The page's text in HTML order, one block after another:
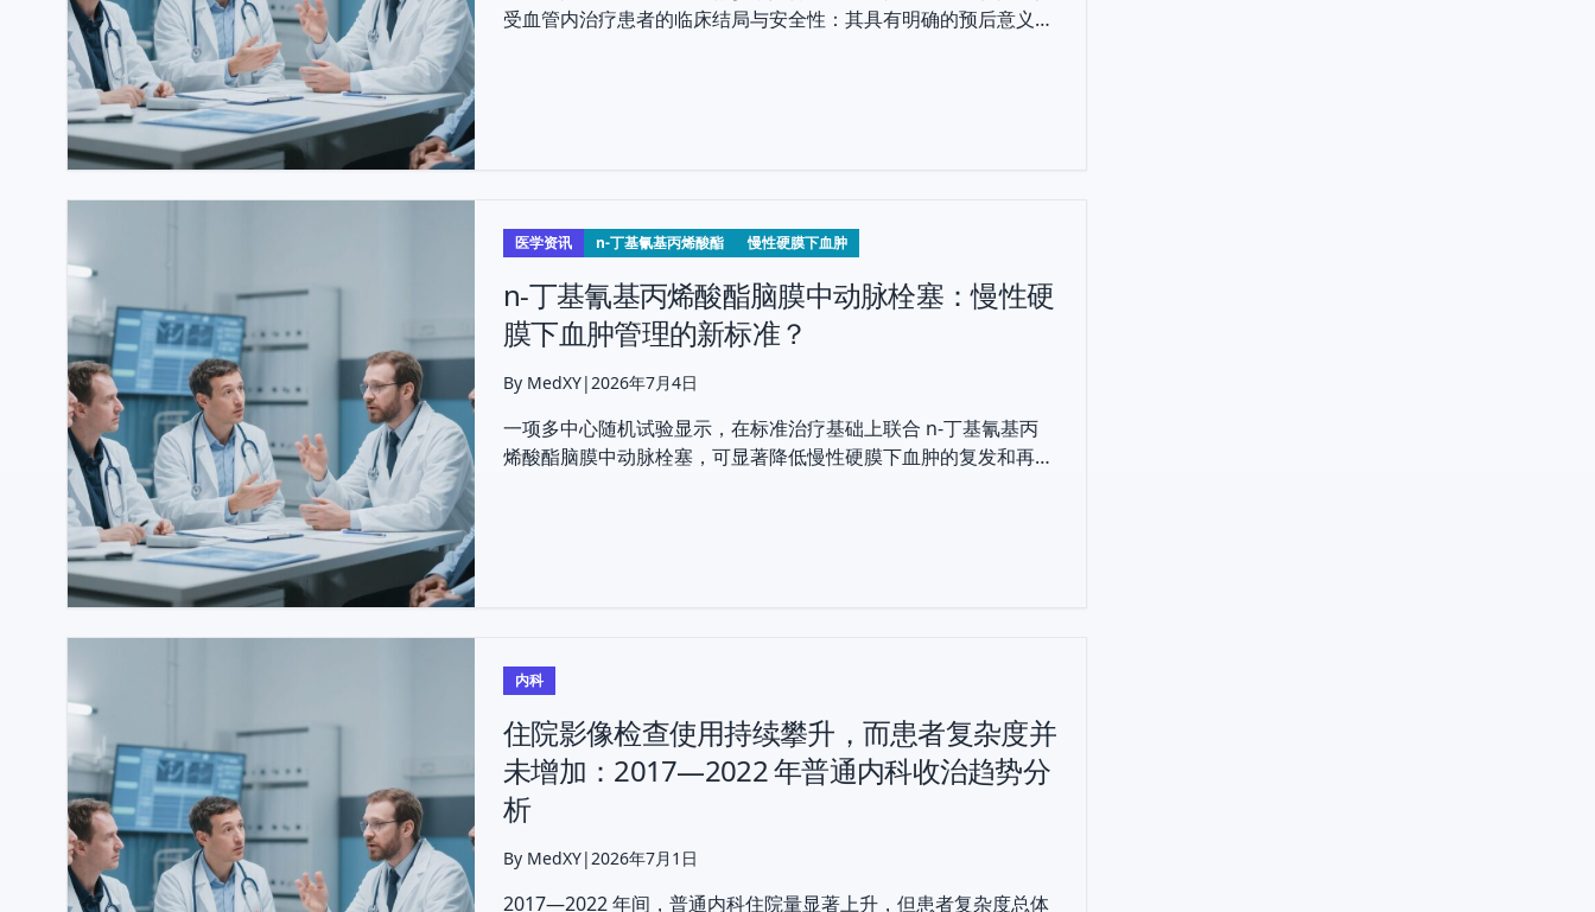
受血管内治疗患者的临床结局与安全性：其具有明确的预后意义，
医学资讯 n-丁基氰基丙烯酸酯 慢性硬膜下血肿
n-丁基氰基丙烯酸酯脑膜中动脉栓塞：慢性硬
膜下血肿管理的新标准？
By MedXY|2026年7月4日
一项多中心随机试验显示，在标准治疗基础上联合 n-丁基氰基丙
烯酸酯脑膜中动脉栓塞，可显著降低慢性硬膜下血肿的复发和再手
内科
住院影像检查使用持续攀升，而患者复杂度并
未增加：2017—2022 年普通内科收治趋势分
析
By MedXY|2026年7月1日
2017—2022 年间，普通内科住院量显著上升，但患者复杂度总体